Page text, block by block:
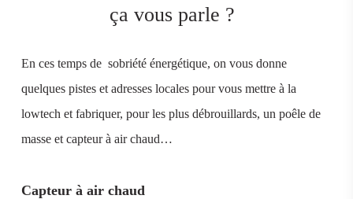
ça vous parle ?
En ces temps de sobriété énergétique, on vous donne
quelques pistes et adresses locales pour vous mettre à la
lowtech et fabriquer, pour les plus débrouillards, un poêle de
masse et capteur à air chaud…
Capteur à air chaud